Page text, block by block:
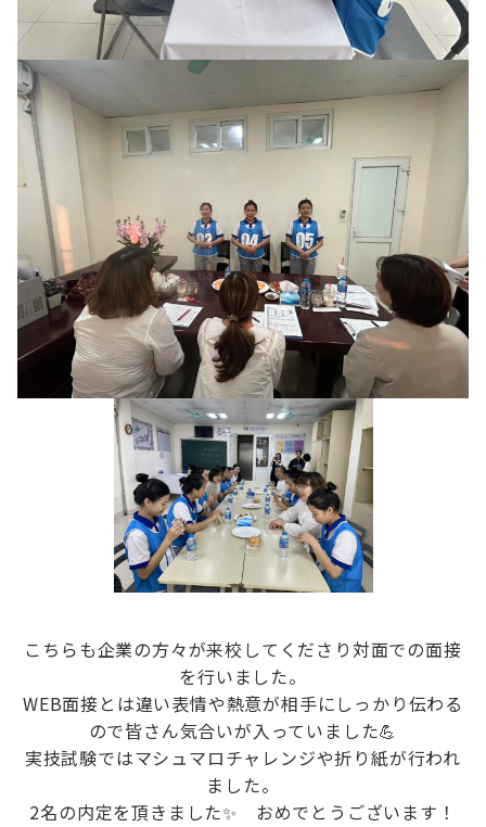
こちらも企業の方々が来校してくださり対面での面接
を行いました。
WEB面接とは違い表情や熱意が相手にしっかり伝わる
ので皆さん気合いが入っていました💪
実技試験ではマシュマロチャレンジや折り紙が行われ
ました。
2名の内定を頂きました✨ おめでとうございます！